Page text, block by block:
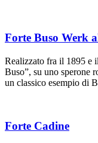
Forte Buso Werk
Realizzato fra il 1895 e
Buso”, su uno sperone
un classico esempio di
Forte Cadine